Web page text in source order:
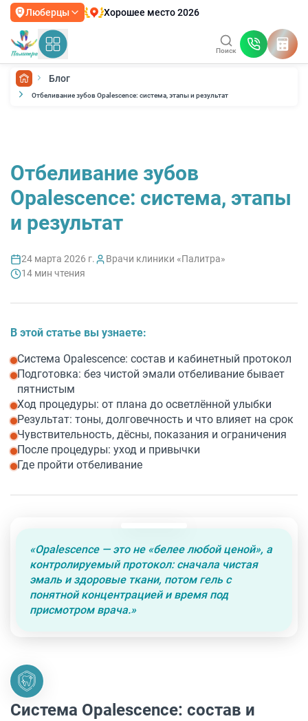
Люберцы Хорошее место 2026
Поиск
Блог
Отбеливание зубов Opalescence: система, этапы и результат
Отбеливание зубов
Opalescence: система, этапы
и результат
24 марта 2026 г.
Врачи клиники «Палитра»
14 мин чтения
В этой статье вы узнаете:
Система Opalescence: состав и кабинетный протокол
Подготовка: без чистой эмали отбеливание бывает
пятнистым
Ход процедуры: от плана до осветлённой улыбки
Результат: тоны, долговечность и что влияет на срок
Чувствительность, дёсны, показания и ограничения
После процедуры: уход и привычки
Где пройти отбеливание
«Opalescence — это не «белее любой ценой», а
контролируемый протокол: сначала чистая
эмаль и здоровые ткани, потом гель с
понятной концентрацией и время под
присмотром врача.»
Система Opalescence: состав и